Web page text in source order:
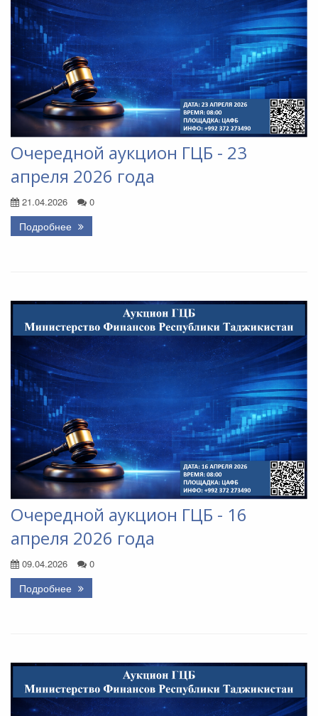
Очередной аукцион ГЦБ - 23
апреля 2026 года
21.04.2026 0
Подробнее
Очередной аукцион ГЦБ - 16
апреля 2026 года
09.04.2026 0
Подробнее